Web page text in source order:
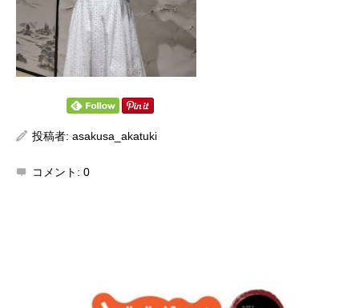
投稿者: asakusa_akatuki
コメント: 0